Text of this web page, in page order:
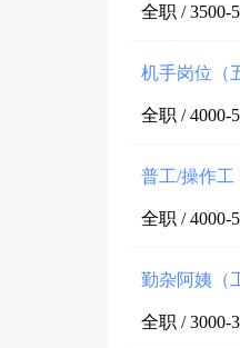
全职 / 3500-
机手岗位（
全职 / 4000-
普工/操作工
全职 / 4000-
勤杂阿姨（
全职 / 3000-